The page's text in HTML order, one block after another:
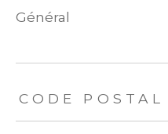
général
CODE POSTAL